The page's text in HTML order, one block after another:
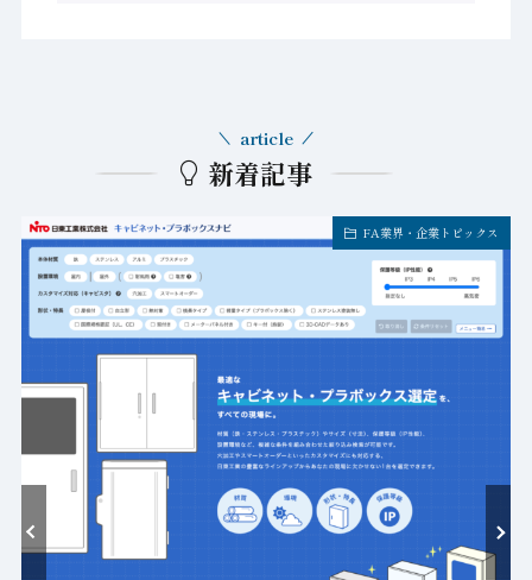
新着記事
article
FA業界・企業トピックス